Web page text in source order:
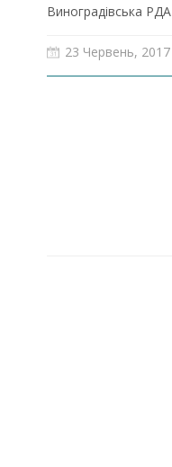
Виноградівська РДА
23 Червень, 2017